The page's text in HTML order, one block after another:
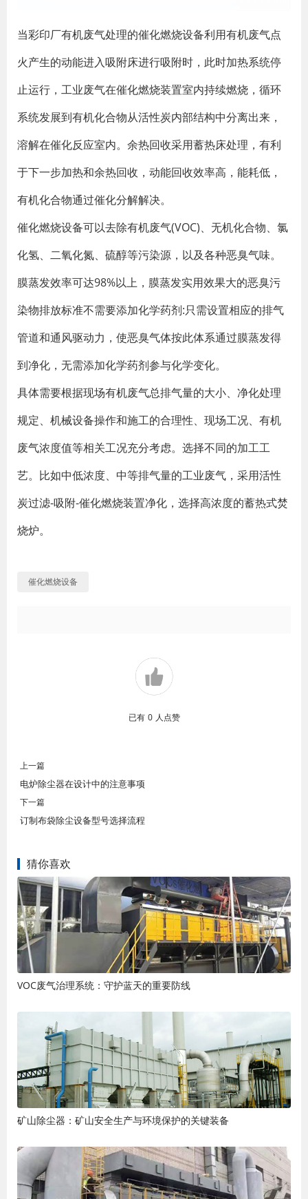
当彩印厂有机废气处理的催化燃烧设备利用有机废气点
火产生的动能进入吸附床进行吸附时，此时加热系统停
止运行，工业废气在催化燃烧装置室内持续燃烧，循环
系统发展到有机化合物从活性炭内部结构中分离出来，
溶解在催化反应室内。余热回收采用蓄热床处理，有利
于下一步加热和余热回收，动能回收效率高，能耗低，
有机化合物通过催化分解解决。
催化燃烧设备可以去除有机废气(VOC)、无机化合物、氯
化氢、二氧化氮、硫醇等污染源，以及各种恶臭气味。
膜蒸发效率可达98%以上，膜蒸发实用效果大的恶臭污
染物排放标准不需要添加化学药剂:只需设置相应的排气
管道和通风驱动力，使恶臭气体按此体系通过膜蒸发得
到净化，无需添加化学药剂参与化学变化。
具体需要根据现场有机废气总排气量的大小、净化处理
规定、机械设备操作和施工的合理性、现场工况、有机
废气浓度值等相关工况充分考虑。选择不同的加工工
艺。比如中低浓度、中等排气量的工业废气，采用活性
炭过滤-吸附-催化燃烧装置净化，选择高浓度的蓄热式焚
烧炉。
催化燃烧设备
已有 0 人点赞
上一篇
电炉除尘器在设计中的注意事项
下一篇
订制布袋除尘设备型号选择流程
猜你喜欢
VOC废气治理系统：守护蓝天的重要防线
矿山除尘器：矿山安全生产与环境保护的关键装备